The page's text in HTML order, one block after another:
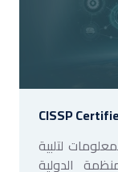
CISSP
لتلبية
الدولية